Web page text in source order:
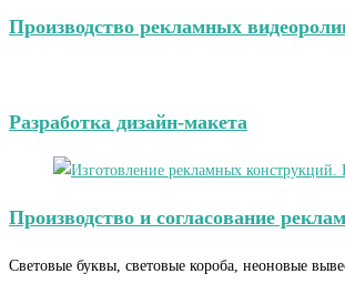
Производство рекламных
Разработка дизайн-макета
Производство и согласование
Световые буквы, световые короба, неоновые